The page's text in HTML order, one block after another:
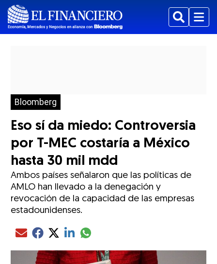
BuscarMenu
Bloomberg
Eso sí da miedo: Controversia
por T-MEC costaría a México
hasta 30 mil mdd
Ambos países señalaron que las políticas de
AMLO han llevado a la denegación y
revocación de la capacidad de las empresas
estadounidenses.
Compartir el artículo actual mediante Email
Compartir el artículo actual mediante Facebook
Compartir el artículo actual mediante Twitter
Compartir el artículo actual mediante LinkedIn
Compartir el artículo actual mediante